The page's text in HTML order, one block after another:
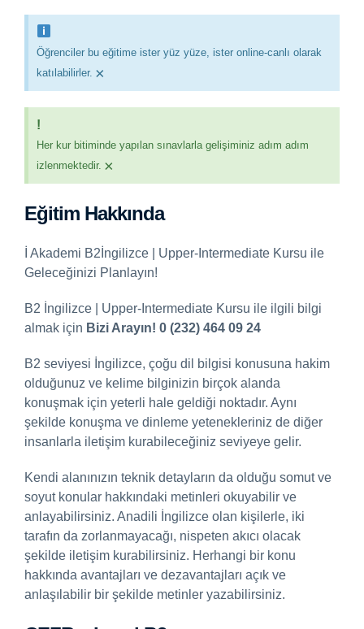
Öğrenciler bu eğitime ister yüz yüze, ister online-canlı olarak
katılabilirler. ×
!
Her kur bitiminde yapılan sınavlarla gelişiminiz adım adım
izlenmektedir. ×
Eğitim Hakkında
İ Akademi B2İngilizce | Upper-Intermediate Kursu ile
Geleceğinizi Planlayın!
B2 İngilizce | Upper-Intermediate Kursu ile ilgili bilgi
almak için Bizi Arayın! 0 (232) 464 09 24
B2 seviyesi İngilizce, çoğu dil bilgisi konusuna hakim
olduğunuz ve kelime bilginizin birçok alanda
konuşmak için yeterli hale geldiği noktadır. Aynı
şekilde konuşma ve dinleme yetenekleriniz de diğer
insanlarla iletişim kurabileceğiniz seviyeye gelir.
Kendi alanınızın teknik detayların da olduğu somut ve
soyut konular hakkındaki metinleri okuyabilir ve
anlayabilirsiniz. Anadili İngilizce olan kişilerle, iki
tarafın da zorlanmayacağı, nispeten akıcı olacak
şekilde iletişim kurabilirsiniz. Herhangi bir konu
hakkında avantajları ve dezavantajları açık ve
anlaşılabilir bir şekilde metinler yazabilirsiniz.